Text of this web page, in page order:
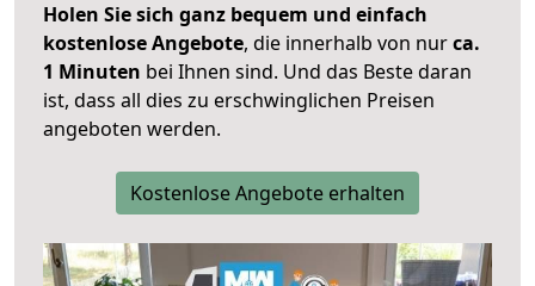
Holen Sie sich ganz bequem und einfach
kostenlose Angebote, die innerhalb von nurca.
1 Minuten bei Ihnen sind. Und das Beste daran
ist, dass all dies zu erschwinglichen Preisen
angeboten werden.
Kostenlose Angebote erhalten